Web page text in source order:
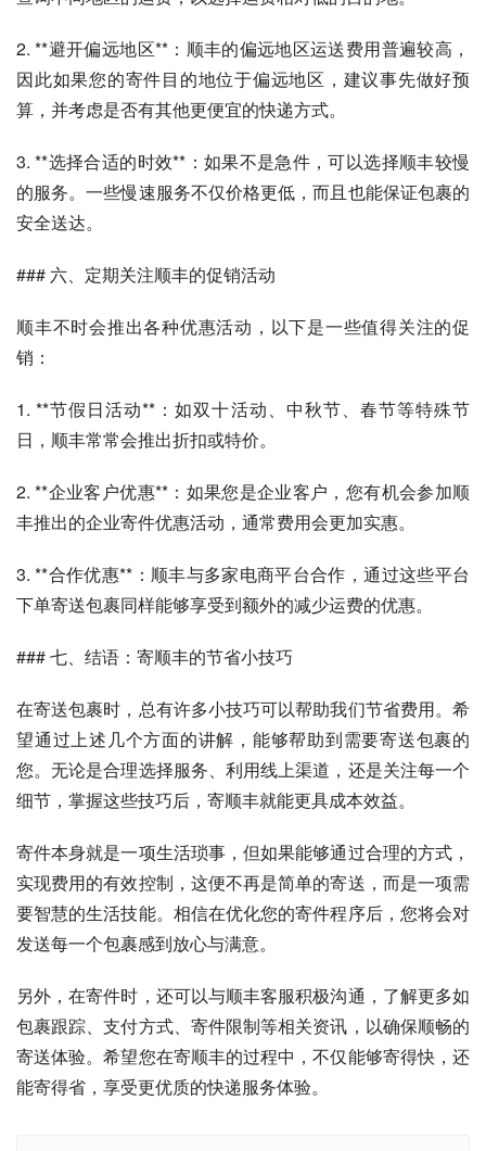
2. **避开偏远地区**：顺丰的偏远地区运送费用普遍较高，
因此如果您的寄件目的地位于偏远地区，建议事先做好预
算，并考虑是否有其他更便宜的快递方式。
3. **选择合适的时效**：如果不是急件，可以选择顺丰较慢
的服务。一些慢速服务不仅价格更低，而且也能保证包裹的
安全送达。
### 六、定期关注顺丰的促销活动
顺丰不时会推出各种优惠活动，以下是一些值得关注的促
销：
1. **节假日活动**：如双十活动、中秋节、春节等特殊节
日，顺丰常常会推出折扣或特价。
2. **企业客户优惠**：如果您是企业客户，您有机会参加顺
丰推出的企业寄件优惠活动，通常费用会更加实惠。
3. **合作优惠**：顺丰与多家电商平台合作，通过这些平台
下单寄送包裹同样能够享受到额外的减少运费的优惠。
### 七、结语：寄顺丰的节省小技巧
在寄送包裹时，总有许多小技巧可以帮助我们节省费用。希
望通过上述几个方面的讲解，能够帮助到需要寄送包裹的
您。无论是合理选择服务、利用线上渠道，还是关注每一个
细节，掌握这些技巧后，寄顺丰就能更具成本效益。
寄件本身就是一项生活琐事，但如果能够通过合理的方式，
实现费用的有效控制，这便不再是简单的寄送，而是一项需
要智慧的生活技能。相信在优化您的寄件程序后，您将会对
发送每一个包裹感到放心与满意。
另外，在寄件时，还可以与顺丰客服积极沟通，了解更多如
包裹跟踪、支付方式、寄件限制等相关资讯，以确保顺畅的
寄送体验。希望您在寄顺丰的过程中，不仅能够寄得快，还
能寄得省，享受更优质的快递服务体验。